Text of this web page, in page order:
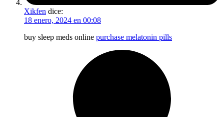
Xikfen dice:
18 enero, 2024 en 00:08
buy sleep meds online purchase melatonin pills